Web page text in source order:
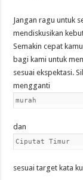
Jangan ragu untuk
mendiskusikan
Semakin cepat
bagi kami untuk
sesuai ekspektasi.
mengganti
murah
dan
Ciputat Timur
sesuai target kata